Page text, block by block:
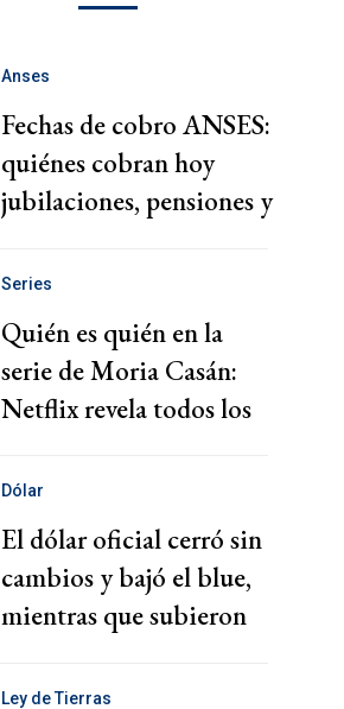
Anses
Fechas de cobro ANSES:
quiénes cobran hoy
jubilaciones, pensiones y
Series
Quién es quién en la
serie de Moria Casán:
Netflix revela todos los
Dólar
El dólar oficial cerró sin
cambios y bajó el blue,
mientras que subieron
Ley de Tierras